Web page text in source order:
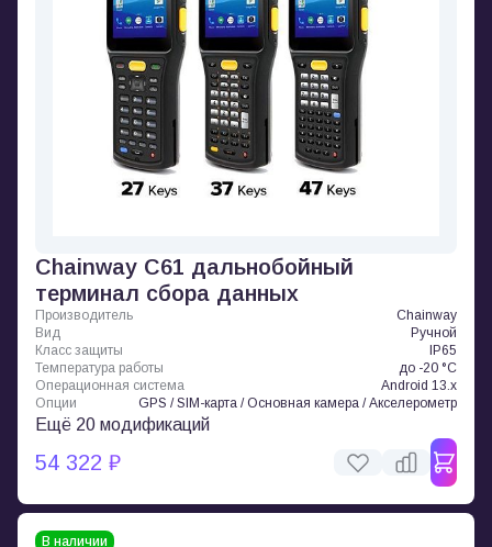
Chainway C61 дальнобойный
терминал сбора данных
Производитель
Chainway
Вид
Ручной
Класс защиты
IP65
Температура работы
до -20 °C
Операционная система
Android 13.x
Опции
GPS / SIM-карта / Основная камера / Акселерометр
Ещё 20 модификаций
54 322 ₽
В наличии